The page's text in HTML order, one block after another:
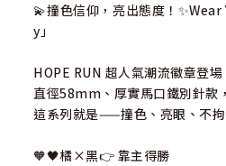
💫撞色信仰，亮出態度！
y」
HOPE RUN 超人氣潮流徽章登場
直徑58mm、厚實馬口鐵別針款
這系列就是——撞色、亮眼、不
🧡🖤橘×黑👉 靠主得勝